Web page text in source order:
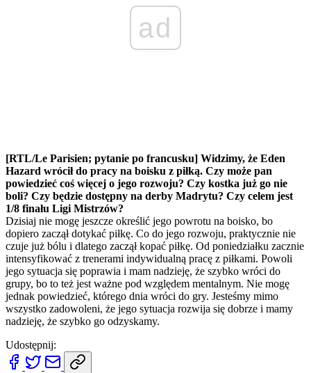
ad
[RTL/Le Parisien; pytanie po francusku] Widzimy, że Eden
Hazard wrócił do pracy na boisku z piłką. Czy może pan
powiedzieć coś więcej o jego rozwoju? Czy kostka już go nie
boli? Czy będzie dostępny na derby Madrytu? Czy celem jest
1/8 finału Ligi Mistrzów?
Dzisiaj nie mogę jeszcze określić jego powrotu na boisko, bo
dopiero zaczął dotykać piłkę. Co do jego rozwoju, praktycznie nie
czuje już bólu i dlatego zaczął kopać piłkę. Od poniedziałku zacznie
intensyfikować z trenerami indywidualną pracę z piłkami. Powoli
jego sytuacja się poprawia i mam nadzieję, że szybko wróci do
grupy, bo to też jest ważne pod względem mentalnym. Nie mogę
jednak powiedzieć, którego dnia wróci do gry. Jesteśmy mimo
wszystko zadowoleni, że jego sytuacja rozwija się dobrze i mamy
nadzieję, że szybko go odzyskamy.
Udostępnij: